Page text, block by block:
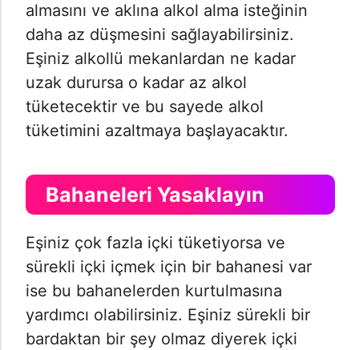
almasını ve aklına alkol alma isteğinin
daha az düşmesini sağlayabilirsiniz.
Eşiniz alkollü mekanlardan ne kadar
uzak durursa o kadar az alkol
tüketecektir ve bu sayede alkol
tüketimini azaltmaya başlayacaktır.
Bahaneleri Yasaklayın
Eşiniz çok fazla içki tüketiyorsa ve
sürekli içki içmek için bir bahanesi var
ise bu bahanelerden kurtulmasına
yardımcı olabilirsiniz. Eşiniz sürekli bir
bardaktan bir şey olmaz diyerek içki